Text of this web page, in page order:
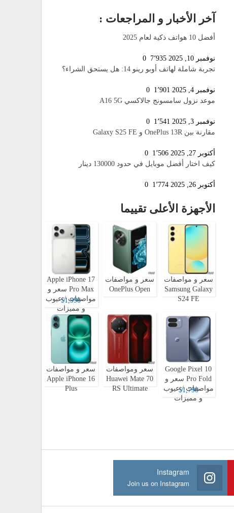
آخر الأخبار و المراجعات :
أفضل 10 هواتف ذكية لعام 2025
نوفمبر 10, 2025 7٬935
تجربة شاملة لهاتف أوبو رينو 14: هل يستحق الشراء؟
نوفمبر 4, 2025 1٬901
موعد نزول سامسونج جالاكسي A16 5G
نوفمبر 3, 2025 1٬541
مقارنة بين OnePlus 13R و Galaxy S25 FE
أكتوبر 27, 2025 1٬506
كيف اختار أفضل موبايل في حدود 130000 دينار
أكتوبر 26, 2025 1٬774
الأجهزة الأعلى تقييما
سعر و مواصفات
Samsung Galaxy
S24 FE
سعر و مواصفات
OnePlus Open
Apple iPhone 17
Pro Max سعر و
مواصفات / عيوب
و مميزات
$1,990
Google Pixel 10
Pro Fold سعر و
مواصفات / عيوب
و مميزات
$1,790
سعر ومواصفات
Huawei Mate 70
RS Ultimate
سعر و مواصفات
Apple iPhone 16
Plus
Instagram
Join us on Instagram